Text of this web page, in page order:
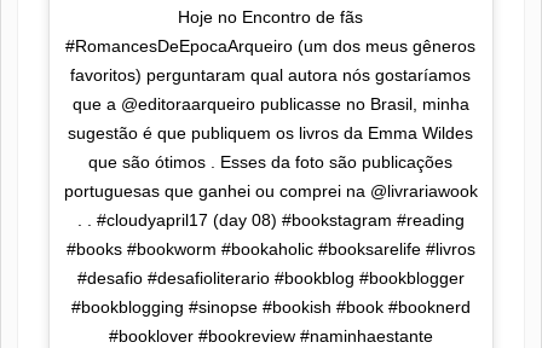
Hoje no Encontro de fãs
#RomancesDeEpocaArqueiro (um dos meus gêneros
favoritos) perguntaram qual autora nós gostaríamos
que a @editoraarqueiro publicasse no Brasil, minha
sugestão é que publiquem os livros da Emma Wildes
que são ótimos . Esses da foto são publicações
portuguesas que ganhei ou comprei na @livrariawook
. . #cloudyapril17 (day 08) #bookstagram #reading
#books #bookworm #bookaholic #booksarelife #livros
#desafio #desafioliterario #bookblog #bookblogger
#bookblogging #sinopse #bookish #book #booknerd
#booklover #bookreview #naminhaestante